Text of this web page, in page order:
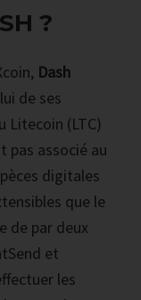
?
Dash
de ses
Litecoin (LTC)
pas associé au
digitales
que le
de par deux
et
les